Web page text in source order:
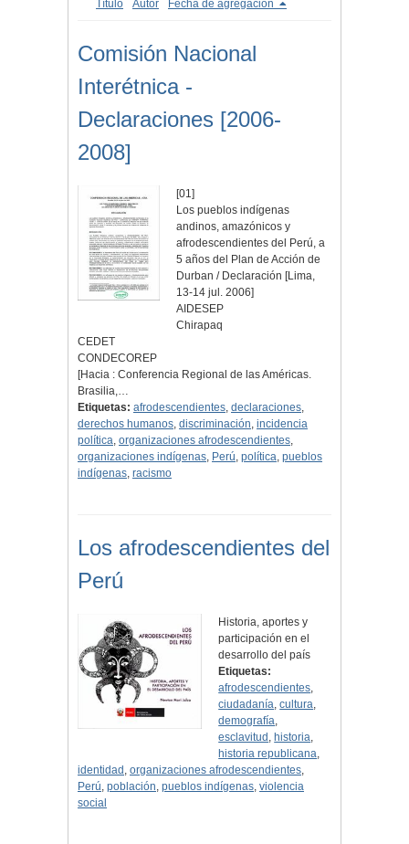
Título
Autor Fecha de agregación
Comisión Nacional
Interétnica -
Declaraciones [2006-
2008]
[01]
Los pueblos indígenas
andinos, amazónicos y
afrodescendientes del Perú, a
5 años del Plan de Acción de
Durban / Declaración [Lima,
13-14 jul. 2006]
AIDESEP
Chirapaq
CEDET
CONDECOREP
[Hacia : Conferencia Regional de las Américas.
Brasilia,…
Etiquetas: afrodescendientes, declaraciones,
derechos humanos, discriminación, incidencia
política, organizaciones afrodescendientes,
organizaciones indígenas, Perú, política, pueblos
indígenas, racismo
Los afrodescendientes del
Perú
Historia, aportes y
participación en el
desarrollo del país
Etiquetas:
afrodescendientes,
ciudadanía,cultura,
demografía,
esclavitud , historia,
historia republicana,
identidad , organizaciones afrodescendientes,
Perú, población, pueblos indígenas, violencia
social